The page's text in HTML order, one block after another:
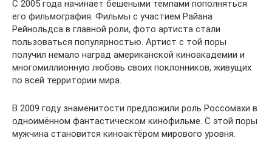
С 2005 года начинает бешеными темпами пополняться
его фильмография. Фильмы с участием Райана
Рейнольдса в главной роли, фото артиста стали
пользоваться популярностью. Артист с той поры
получил немало наград американской киноакадемии и
многомиллионную любовь своих поклонников, живущих
по всей территории мира.
В 2009 году знаменитости предложили роль Россомахи в
одноимённом фантастическом кинофильме. С этой поры
мужчина становится киноактёром мирового уровня.